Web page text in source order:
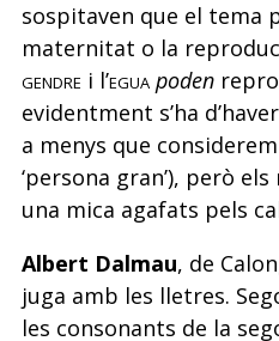
sospitaven que el tema
maternitat o la
gendre i l’egua poden
evidentment s’ha
a menys que considerem
‘persona gran’), però
una mica agafats pels
Albert Dalmau, de
juga amb les lletres.
les consonants de la